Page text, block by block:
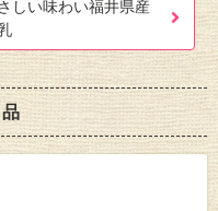
しい味わい福井県産